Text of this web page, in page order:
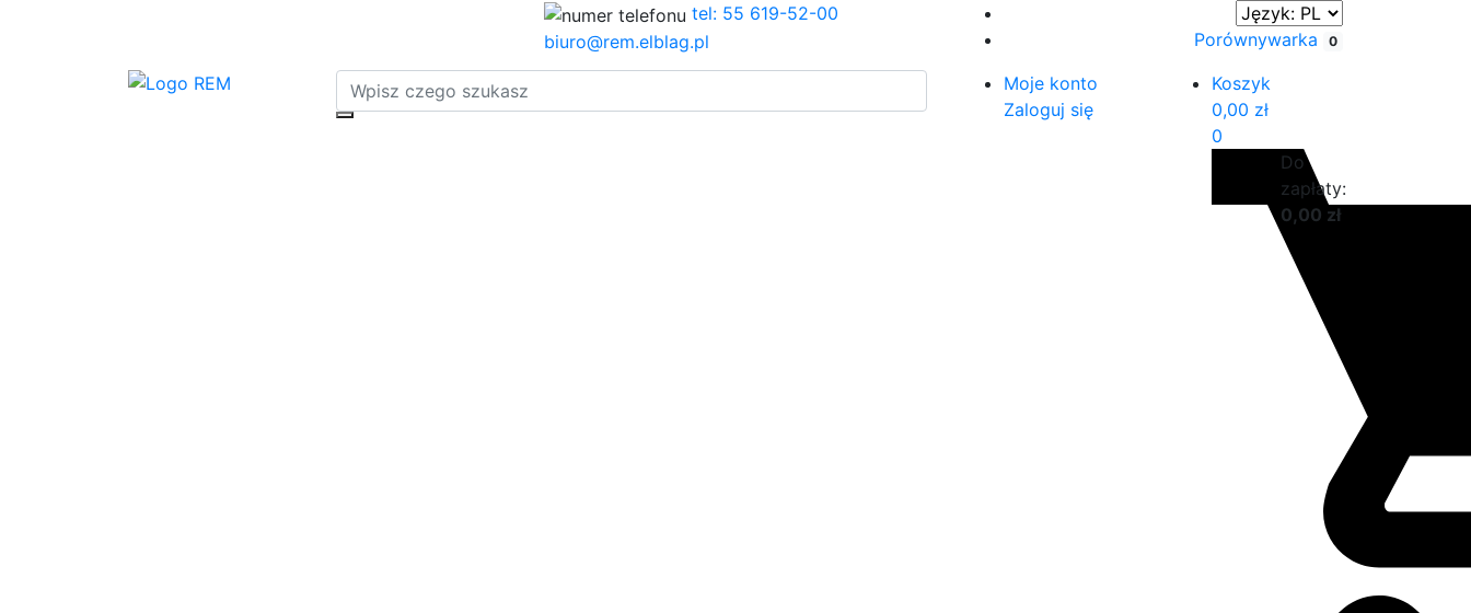
tel: 55 619-52-00
biuro@rem.elblag.pl
Porównywarka 0
Moje konto
Zaloguj się
Koszyk
0,00 zł
0
Do
zapłaty:
0,00 zł